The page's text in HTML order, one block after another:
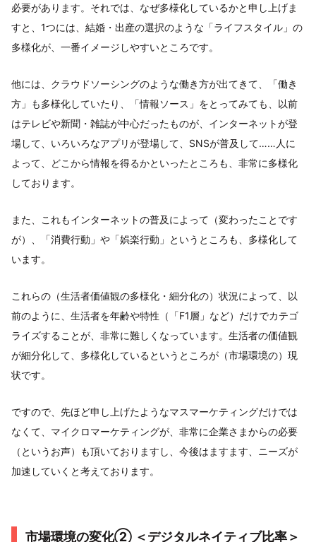
必要があります。それでは、なぜ多様化しているかと申し上げま
すと、1つには、結婚・出産の選択のような「ライフスタイル」の
多様化が、一番イメージしやすいところです。
他には、クラウドソーシングのような働き方が出てきて、「働き
方」も多様化していたり、「情報ソース」をとってみても、以前
はテレビや新聞・雑誌が中心だったものが、インターネットが登
場して、いろいろなアプリが登場して、SNSが普及して……人に
よって、どこから情報を得るかといったところも、非常に多様化
しております。
また、これもインターネットの普及によって（変わったことです
が）、「消費行動」や「娯楽行動」というところも、多様化して
います。
これらの（生活者価値観の多様化・細分化の）状況によって、以
前のように、生活者を年齢や特性（「F1層」など）だけでカテゴ
ライズすることが、非常に難しくなっています。生活者の価値観
が細分化して、多様化しているというところが（市場環境の）現
状です。
ですので、先ほど申し上げたようなマスマーケティングだけでは
なくて、マイクロマーケティングが、非常に企業さまからの必要
（というお声）も頂いておりますし、今後はますます、ニーズが
加速していくと考えております。
市場環境の変化② ＜デジタルネイティブ比率＞